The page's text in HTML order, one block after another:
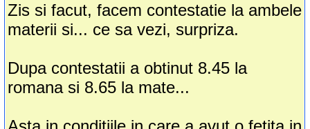
Zis si facut, facem contestatie la ambele
materii si... ce sa vezi, surpriza.
Dupa contestatii a obtinut 8.45 la
romana si 8.65 la mate...